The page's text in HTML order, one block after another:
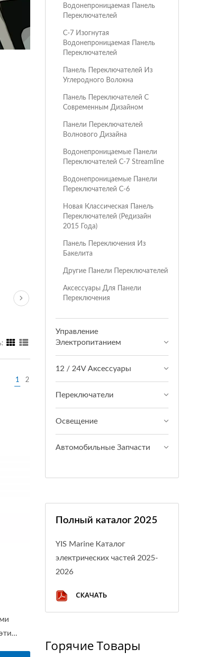
1 2
Водонепроницаемая Панель
Переключателей
C-7 Изогнутая
Водонепроницаемая Панель
Переключателей
Панель Переключателей Из
Углеродного Волокна
Панель Переключателей С
Современным Дизайном
Панели Переключателей
Волнового Дизайна
Водонепроницаемые Панели
Переключателей C-7 Streamline
Водонепроницаемые Панели
Переключателей C-6
Новая Классическая Панель
Переключателей (редизайн
2015 Года)
Панель Переключения Из
Бакелита
Другие Панели Переключателей
Аксессуары Для Панели
Переключения
Управление
Электропитанием
12 / 24V Аксессуары
Переключатели
Освещение
Автомобильные Запчасти
Полный каталог 2025
YIS Marine Каталог
электрических частей 2025-
2026
СКАЧАТЬ
Горячие Товары